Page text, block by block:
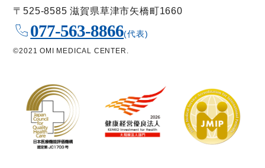
〒525-8585 滋賀県草津市矢橋町1660
077-563-8866(代表)
©2021 OMI MEDICAL CENTER.